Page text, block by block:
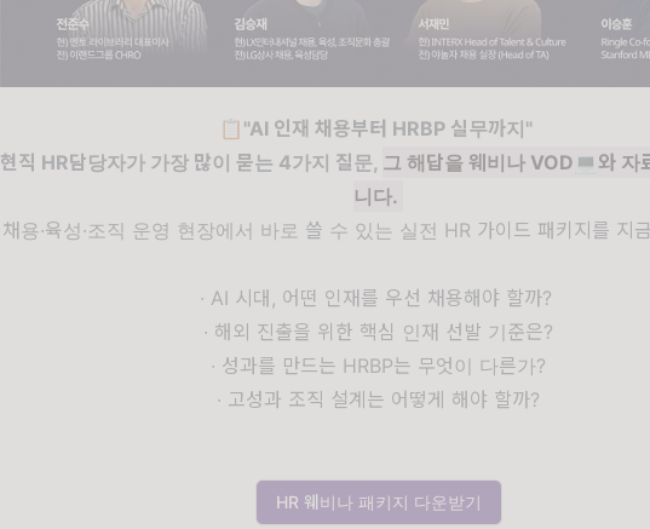
📋"AI 인재 채용부터 HRBP 실무까지"
현직 HR담당자가 가장 많이 묻는 4가지 질문, 그 해답을웨비나 VOD💻와 자
니다.
채용·육성·조직 운영 현장에서 바로 쓸 수 있는 실전 HR 가이드 패키지를 지
∙ AI 시대, 어떤 인재를 우선 채용해야 할까?
∙ 해외 진출을 위한 핵심 인재 선발 기준은?
∙ 성과를 만드는 HRBP는 무엇이 다른가?
∙ 고성과 조직 설계는 어떻게 해야 할까?
HR 웨비나 패키지 다운받기